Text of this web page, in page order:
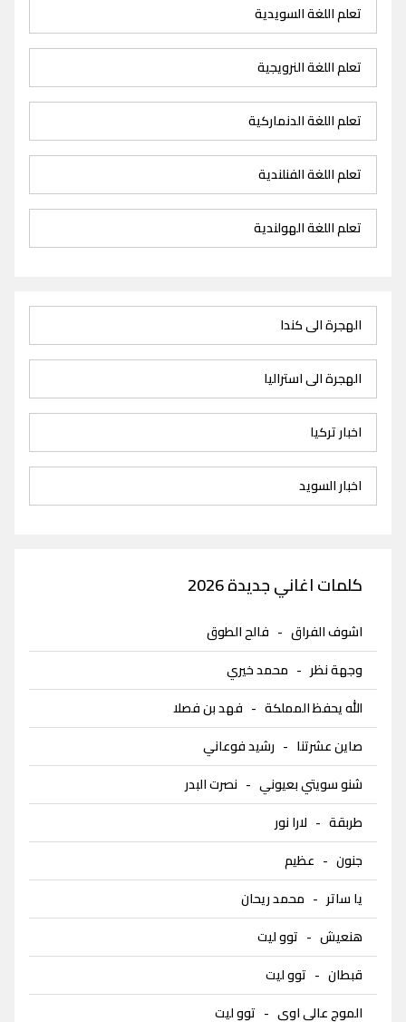
تعلم اللغة السويدية
تعلم اللغة النرويجية
تعلم اللغة الدنماركية
تعلم اللغة الفنلندية
تعلم اللغة الهولندية
الهجرة الى كندا
الهجرة الى استراليا
اخبار تركيا
اخبار السويد
كلمات اغاني جديدة 2026
اشوف الفراق - فالح الطوق
وجهة نظر - محمد خيري
الله يحفظ المملكة - فهد بن فصلا
صاين عشرتنا - رشيد فوعاني
شنو سويتي بعيوني - نصرت البدر
طربقة - لارا نور
جنون - عظيم
يا ساتر - محمد ريحان
هنعيش - توو ليت
قبطان - توو ليت
الموج عالي اوي - توو ليت